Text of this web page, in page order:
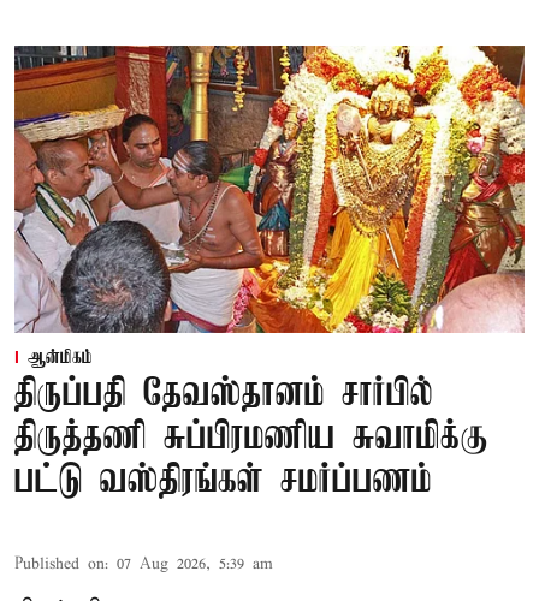
ஆன்மிகம்
திருப்பதி தேவஸ்தானம் சார்பில்
திருத்தணி சுப்பிரமணிய சுவாமிக்கு
பட்டு வஸ்திரங்கள் சமர்ப்பணம்
Published on: 07 Aug 2026, 5:39 am